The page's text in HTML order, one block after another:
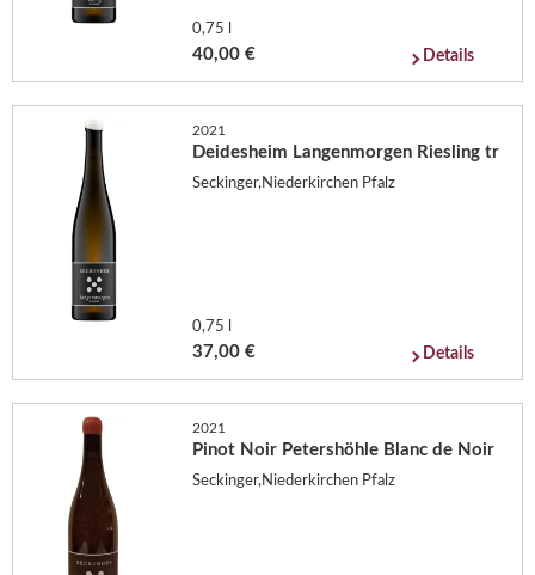
0,75 l
40,00 € Details
2021
Deidesheim Langenmorgen Riesling tr
Seckinger,Niederkirchen Pfalz
0,75 l
37,00 € Details
2021
Pinot Noir Petershöhle Blanc de Noir
Seckinger,Niederkirchen Pfalz